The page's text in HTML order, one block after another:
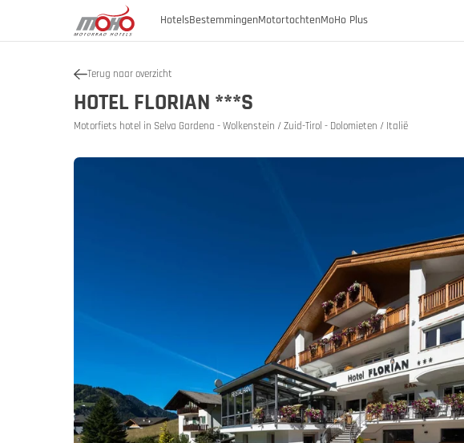
Hotels
Duitsland
Bestemmingen
Oostenrijk
Oostenrijk
Burgenland
Karinthië
Motortochten
Duitsland
MoHo Plus
Terug naar overzicht
HOTEL FLORIAN ***S
Motorfiets hotel in Selva Gardena - Wolkenstein / Zuid-Tirol - Dolomieten / Italië